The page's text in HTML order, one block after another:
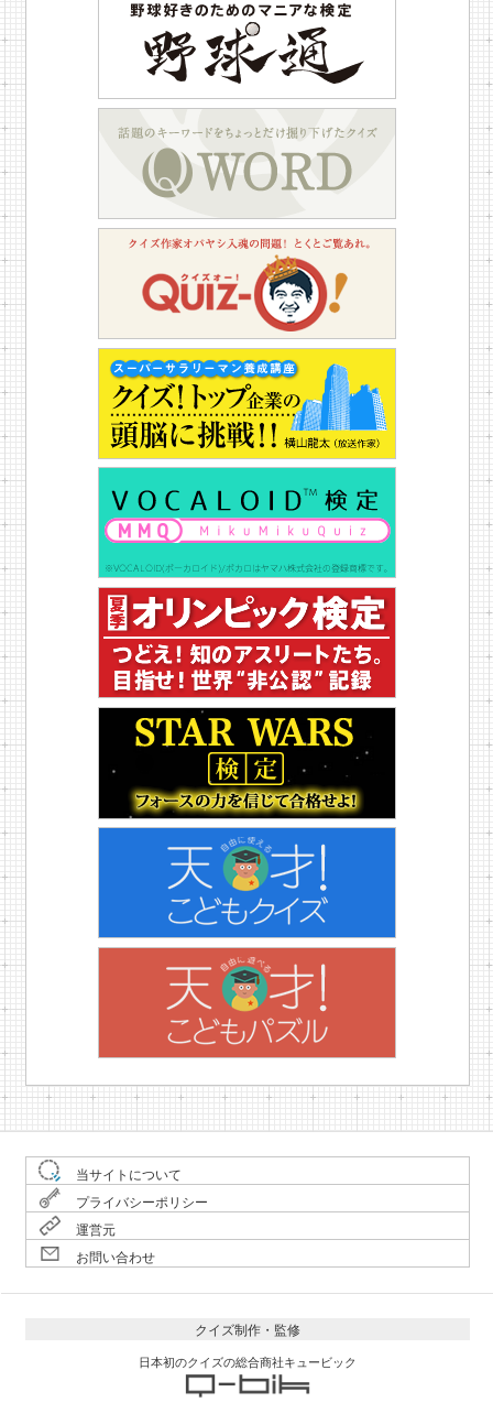
当サイトについて
プライバシーポリシー
運営元
お問い合わせ
クイズ制作・監修
日本初のクイズの総合商社キュービック